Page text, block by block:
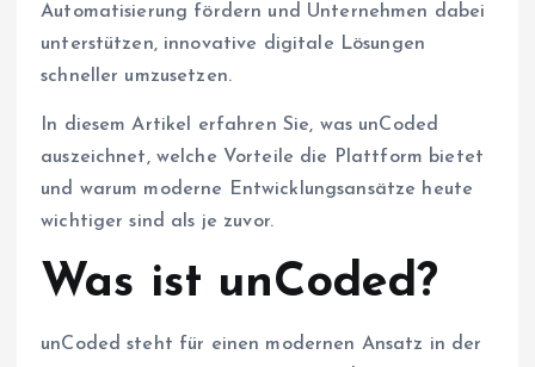
Automatisierung fördern und Unternehmen dabei
unterstützen, innovative digitale Lösungen
schneller umzusetzen.
In diesem Artikel erfahren Sie, was unCoded
auszeichnet, welche Vorteile die Plattform bietet
und warum moderne Entwicklungsansätze heute
wichtiger sind als je zuvor.
Was ist unCoded?
unCoded steht für einen modernen Ansatz in der